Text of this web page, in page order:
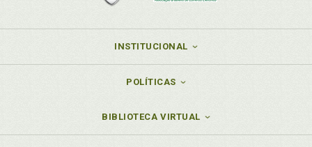
INSTITUCIONAL
POLÍTICAS
BIBLIOTECA VIRTUAL